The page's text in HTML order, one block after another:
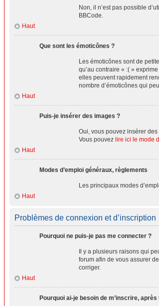
Non, il n’est pas possible
BBCode.
Haut
Que sont les émoticônes ?
Les émoticônes sont de
qu’au contraire « :( »
elles peuvent rapidement
nombre d’émoticônes qui
Haut
Puis-je insérer des images ?
Oui, vous pouvez insérer
Vous pouvez lire ici le mode
Haut
Modes d’emploi généraux, règlements
Les principaux modes
Haut
Problèmes de connexion et d’inscription
Pourquoi ne puis-je pas me connecter ?
Il y a plusieurs raisons qui
forum afin de vous assurer
corriger.
Haut
Pourquoi ai-je besoin de m’inscrire, après